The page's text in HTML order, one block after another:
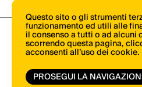
Questo sito o gli strumenti
funzionamento ed utili alle
il consenso a tutti o ad alcuni
scorrendo questa pagina,
acconsenti all’uso dei cookie.
PROSEGUI LA